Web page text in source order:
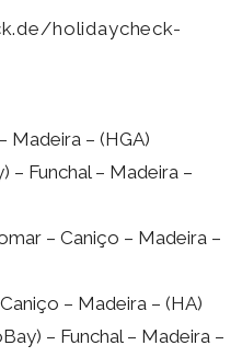
holidaycheck-
Madeira – (HGA)
Funchal – Madeira –
– Caniço – Madeira –
– Madeira – (HA)
– Funchal – Madeira –